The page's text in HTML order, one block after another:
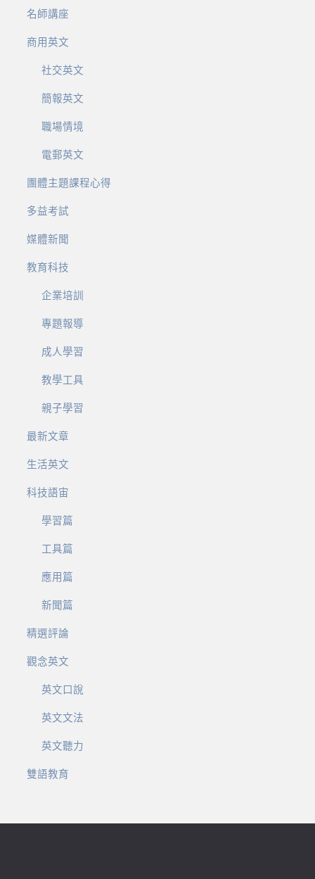
名師講座
商用英文
社交英文
簡報英文
職場情境
電郵英文
團體主題課程心得
多益考試
媒體新聞
教育科技
企業培訓
專題報導
成人學習
教學工具
親子學習
最新文章
生活英文
科技語宙
學習篇
工具篇
應用篇
新聞篇
精選評論
觀念英文
英文口說
英文文法
英文聽力
雙語教育